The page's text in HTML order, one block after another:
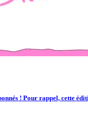
! Pour rappel, cette